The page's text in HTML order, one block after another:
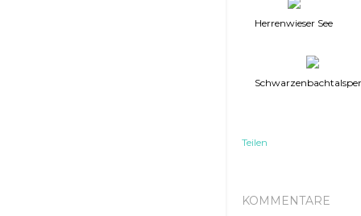
Herrenwieser See
Teilen
KOMMENTARE